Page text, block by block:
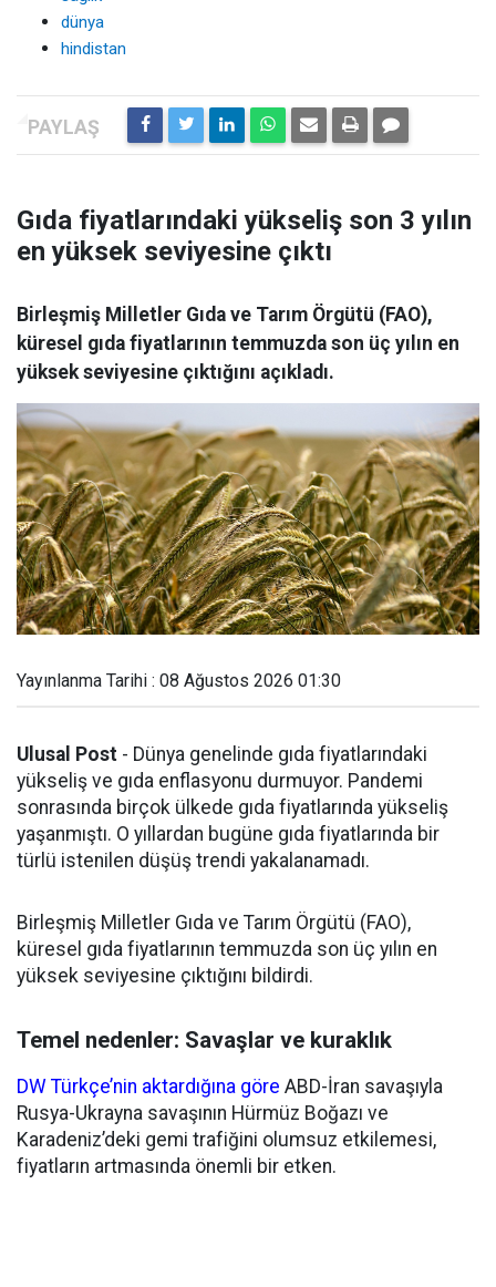
dünya
hindistan
Gıda fiyatlarındaki yükseliş son 3 yılın
en yüksek seviyesine çıktı
Birleşmiş Milletler Gıda ve Tarım Örgütü (FAO),
küresel gıda fiyatlarının temmuzda son üç yılın en
yüksek seviyesine çıktığını açıkladı.
Yayınlanma Tarihi : 08 Ağustos 2026 01:30
Ulusal Post - Dünya genelinde gıda fiyatlarındaki
yükseliş ve gıda enflasyonu durmuyor. Pandemi
sonrasında birçok ülkede gıda fiyatlarında yükseliş
yaşanmıştı. O yıllardan bugüne gıda fiyatlarında bir
türlü istenilen düşüş trendi yakalanamadı.
Birleşmiş Milletler Gıda ve Tarım Örgütü (FAO),
küresel gıda fiyatlarının temmuzda son üç yılın en
yüksek seviyesine çıktığını bildirdi.
Temel nedenler: Savaşlar ve kuraklık
DW Türkçe’nin aktardığına göre ABD-İran savaşıyla
Rusya-Ukrayna savaşının Hürmüz Boğazı ve
Karadeniz’deki gemi trafiğini olumsuz etkilemesi,
fiyatların artmasında önemli bir etken.